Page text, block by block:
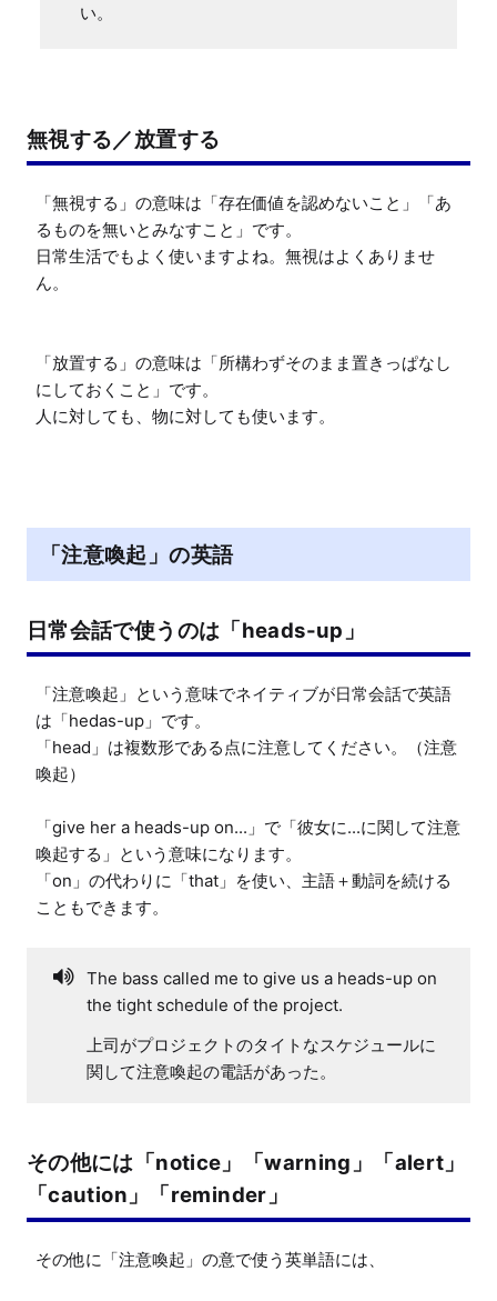
い。
無視する／放置する
「無視する」の意味は「存在価値を認めないこと」「あ
るものを無いとみなすこと」です。
日常生活でもよく使いますよね。無視はよくありませ
ん。
「放置する」の意味は「所構わずそのまま置きっぱなし
にしておくこと」です。
人に対しても、物に対しても使います。
「注意喚起」の英語
日常会話で使うのは「heads-up」
「注意喚起」という意味でネイティブが日常会話で英語
は「hedas-up」です。
「head」は複数形である点に注意してください。（注意
喚起）
「give her a heads-up on...」で「彼女に...に関して注意
喚起する」という意味になります。
「on」の代わりに「that」を使い、主語＋動詞を続ける
The bass called me to give us a heads-up on
the tight schedule of the project.
上司がプロジェクトのタイトなスケジュールに
関して注意喚起の電話があった。
その他には「notice」「warning」「alert」
「caution」「reminder」